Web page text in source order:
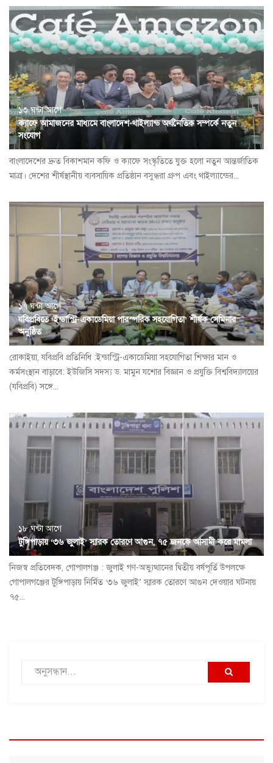
১৩ ঘন্টা আগে
ক্যাফে আমাজনের মাধ্যমে বাংলাদেশ-থাইল্যান্ড অর্থনৈতিক সম্পর্কে নতুন
সংযোগ
বাংলাদেশের দ্রুত বিকাশমান কফি ও ক্যাফে সংস্কৃতিতে যুক্ত হলো নতুন আন্তর্জাতিক
মাত্রা। দেশের শীর্ষস্থানীয় ব্যবসায়িক প্রতিষ্ঠান বসুন্ধরা গ্রুপ এবং থাইল্যান্ডের...
১৭ ঘন্টা আগে
যবিপ্রবিতে ‘ইন্ডাস্ট্রি-একাডেমিয়া পারস্পরিক সহযোগিতা’ শীর্ষক সেমিনার
অনুষ্ঠিত
রোকাইয়া, যবিপ্রবি প্রতিনিধি :ইন্ডাস্ট্রি-একাডেমিয়া সহযোগিতা শিক্ষার মান ও
কর্মসংস্থান বাড়াবে: ইউজিসি সদস্য ড. মামুন যশোর বিজ্ঞান ও প্রযুক্তি বিশ্ববিদ্যালয়ের
(যবিপ্রবি) সঙ্গে...
১৮ ঘন্টা আগে
টুঙ্গিপাড়ায় ‘৩৬ জুলাই’ স্মারক তোরণে আগুন, ৭৫ জনকে আসামী করে মামলা
নিজস্ব প্রতিবেদক, গোপালগঞ্জ : জুলাই গণ-অভ্যুত্থানের দ্বিতীয় বর্ষপূর্তি উপলক্ষে
গোপালগঞ্জের টুঙ্গিপাড়ায় নির্মিত ‘৩৬ জুলাই’ স্মারক তোরণে আগুন দেওয়ার ঘটনায়
৭৫...